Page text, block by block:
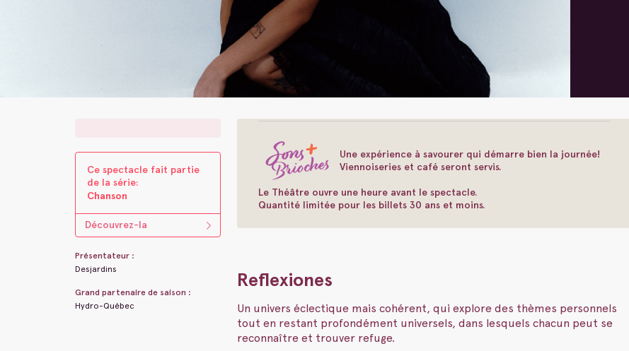
Ce spectacle fait parti​e ​
de la s​é​rie:
Chanson
Découvrez-la
Présentateur :
Desjardins
Grand partenaire de saison :
Hydro-Québec
Une expérience à savourer qui démarre bien la journée!
Viennoiseries et café seront servis.
Le Théâtre ouvre une heure avant le spectacle.
Quantité limitée pour les billets 30 ans et moins.
Reflexiones
Un univers éclectique mais cohérent, qui explore des thèmes personnels
tout en restant profondément universels, dans lesquels chacun peut se
reconnaître et trouver refuge.